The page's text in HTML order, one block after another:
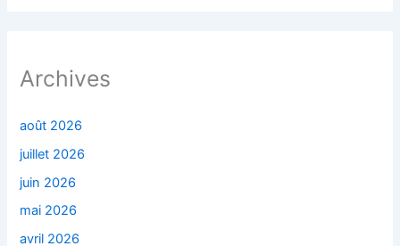
Archives
août 2026
juillet 2026
juin 2026
mai 2026
avril 2026